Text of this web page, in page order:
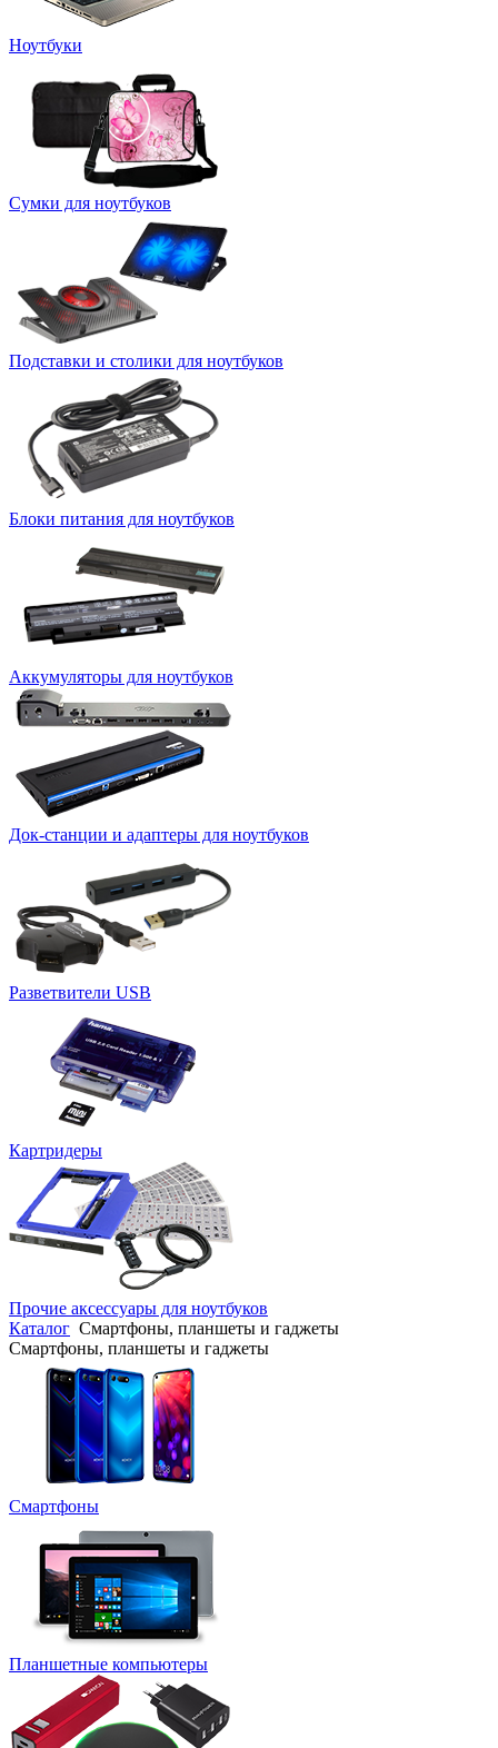
Ноутбуки
Сумки для ноутбуков
Подставки и столики для ноутбуков
Блоки питания для ноутбуков
Аккумуляторы для ноутбуков
Док-станции и адаптеры для ноутбуков
Разветвители USB
Картридеры
Прочие аксессуары для ноутбуков
Каталог Смартфоны, планшеты и гаджеты
Смартфоны, планшеты и гаджеты
Смартфоны
Планшетные компьютеры